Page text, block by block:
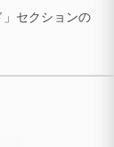
セクションの